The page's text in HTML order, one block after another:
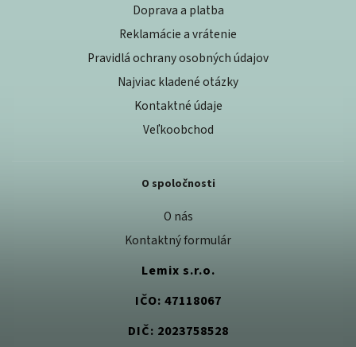
Doprava a platba
Reklamácie a vrátenie
Pravidlá ochrany osobných údajov
Najviac kladené otázky
Kontaktné údaje
Veľkoobchod
O spoločnosti
O nás
Kontaktný formulár
Lemix s.r.o.
IČO: 47118067
DIČ: 2023758528